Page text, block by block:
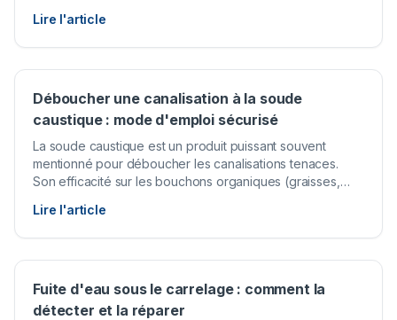
ne s'écoule plus et menace de déborder. Heureusement,
dans la majorité des cas, ce type de bouchon se résout
Lire l'article
Déboucher une canalisation à la soude
caustique : mode d'emploi sécurisé
La soude caustique est un produit puissant souvent
mentionné pour déboucher les canalisations tenaces.
Son efficacité sur les bouchons organiques (graisses,
utilisation requiert des précautions strictes. Mal employée,
elle peut provoquer des brûlures graves et endommager
Lire l'article
Fuite d'eau sous le carrelage : comment la
détecter et la réparer